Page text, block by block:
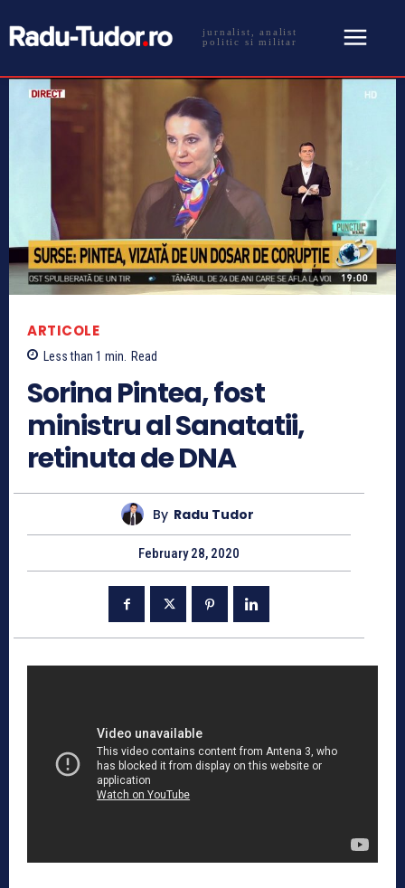
jurnalist, analist
politic si militar
ARTICOLE
Less than 1 min. Read
Sorina Pintea, fost
ministru al Sanatatii,
retinuta de DNA
By Radu Tudor
February 28, 2020